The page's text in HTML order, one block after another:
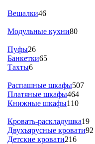
Вешалки46
Модульные кухни80
Пуфы26
Банкетки65
Тахты6
Распашные шкафы507
Платяные шкафы464
Книжные шкафы110
Кровать-раскладушка19
Двухъярусные кровати92
Детские кровати216